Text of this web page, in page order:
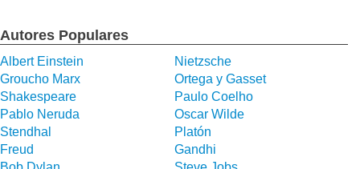
Autores Populares
Albert Einstein
Nietzsche
Groucho Marx
Ortega y Gasset
Shakespeare
Paulo Coelho
Pablo Neruda
Oscar Wilde
Stendhal
Platón
Freud
Gandhi